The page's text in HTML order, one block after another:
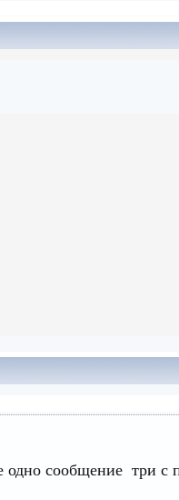
одно сообщение три с